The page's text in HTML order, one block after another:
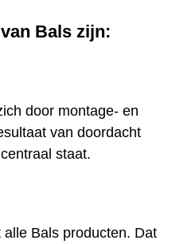
Bals zijn:
door montage- en
van doordacht
staat.
Bals producten. Dat